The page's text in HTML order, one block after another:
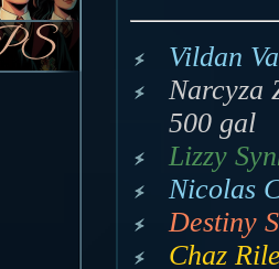
Vildan
Narcyza
500 gal
Lizzy
Nicolas
Destiny
Chaz